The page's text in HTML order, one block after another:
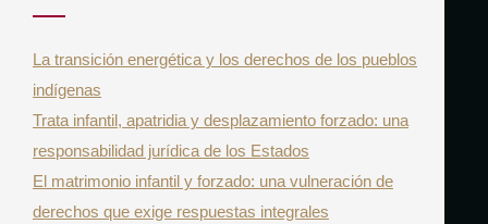
f
o
r
:
La transición energética y los derechos de los pueblos
indígenas
Trata infantil, apatridia y desplazamiento forzado: una
responsabilidad jurídica de los Estados
El matrimonio infantil y forzado: una vulneración de
derechos que exige respuestas integrales